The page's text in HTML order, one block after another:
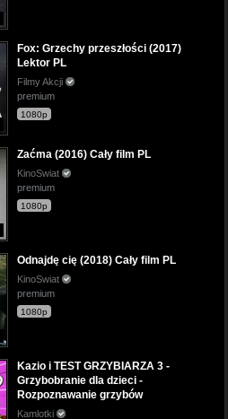
Fox: Grzechy przeszłości (2017)
Lektor PL
Filmy Akcji
premium
1080p
Zaćma (2016) Cały film PL
KinoSwiat
premium
1080p
Odnajdę cię (2018) Cały film PL
KinoSwiat
premium
1080p
Kazio i TEST GRZYBIARZA 3 -
Grzybobranie dla dzieci -
Rozpoznawanie grzybów
Kamlotki